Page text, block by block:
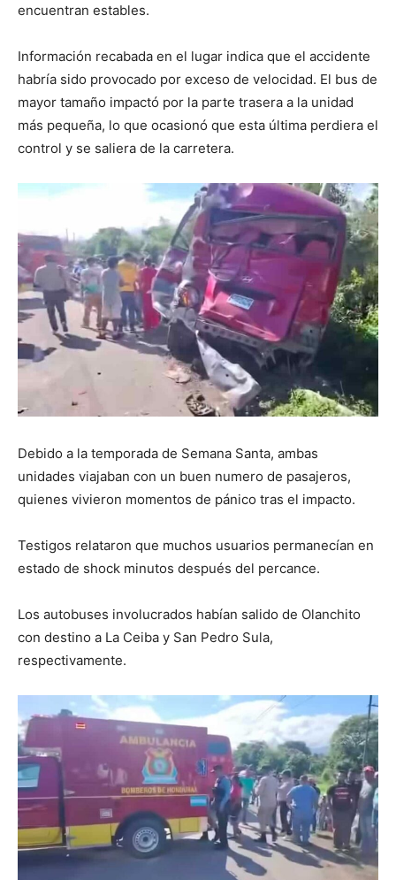
encuentran estables.
Información recabada en el lugar indica que el accidente
habría sido provocado por exceso de velocidad. El bus de
mayor tamaño impactó por la parte trasera a la unidad
más pequeña, lo que ocasionó que esta última perdiera el
control y se saliera de la carretera.
Debido a la temporada de Semana Santa, ambas
unidades viajaban con un buen numero de pasajeros,
quienes vivieron momentos de pánico tras el impacto.
Testigos relataron que muchos usuarios permanecían en
estado de shock minutos después del percance.
Los autobuses involucrados habían salido de Olanchito
con destino a La Ceiba y San Pedro Sula,
respectivamente.